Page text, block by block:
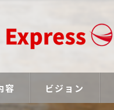
容 ビジョン